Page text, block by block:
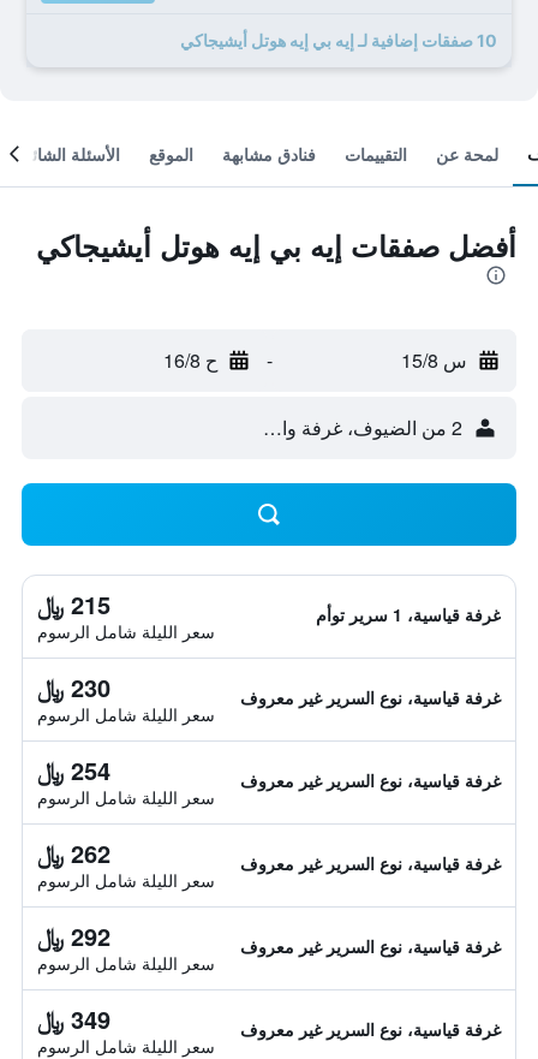
10 صفقات إضافية لـ إيه بي إيه هوتل أيشيجاكي
لمحة عن التقييمات فنادق مشابهة الموقع الأسئلة الشائعة
أفضل صفقات إيه بي إيه هوتل أيشيجاكي
س 15/8 - ح 16/8
2 من الضيوف، غرفة واحدة
غرفة قياسية، 1 سرير توأم 215 ﷼
سعر الليلة شامل الرسوم
غرفة قياسية، نوع السرير غير معروف 230 ﷼
سعر الليلة شامل الرسوم
غرفة قياسية، نوع السرير غير معروف 254 ﷼
سعر الليلة شامل الرسوم
غرفة قياسية، نوع السرير غير معروف 262 ﷼
سعر الليلة شامل الرسوم
غرفة قياسية، نوع السرير غير معروف 292 ﷼
سعر الليلة شامل الرسوم
غرفة قياسية، نوع السرير غير معروف 349 ﷼
سعر الليلة شامل الرسوم